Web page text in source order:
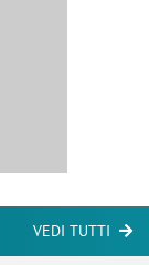
VEDI TUTTI